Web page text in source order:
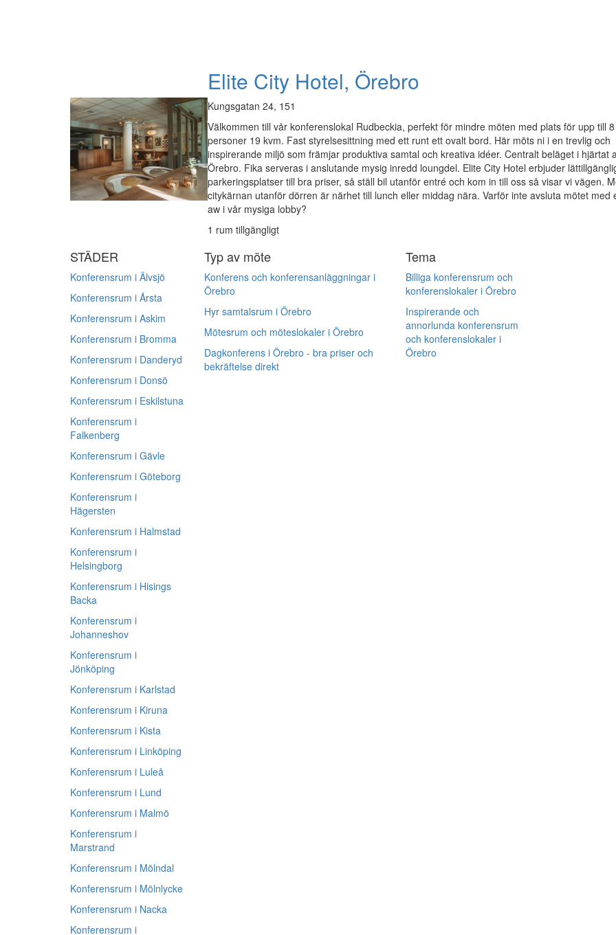
Elite City Hotel, Örebro
Kungsgatan 24, 151
Välkommen till vår konferenslokal Rudbeckia, perfekt för mindre möten med plats för upp till 8
personer 19 kvm. Fast styrelsesittning med ett runt ett ovalt bord. Här möts ni i en trevlig och
inspirerande miljö som främjar produktiva samtal och kreativa idéer. Centralt beläget i hjärtat
Örebro. Fika serveras i anslutande mysig inredd loungdel. Elite City Hotel erbjuder
parkeringsplatser till bra priser, så ställ bil utanför entré och kom in till oss så visar vi vägen.
citykärnan utanför dörren är närhet till lunch eller middag nära. Varför inte avsluta mötet med
aw i vår mysiga lobby?
1 rum tillgängligt
STÄDER
Konferensrum i Älvsjö
Konferensrum i Årsta
Konferensrum i Askim
Konferensrum i Bromma
Konferensrum i Danderyd
Konferensrum i Donsö
Konferensrum i Eskilstuna
Konferensrum i
Falkenberg
Konferensrum i Gävle
Konferensrum i Göteborg
Konferensrum i
Hägersten
Konferensrum i Halmstad
Konferensrum i
Helsingborg
Konferensrum i Hisings
Backa
Konferensrum i
Johanneshov
Konferensrum i
Jönköping
Konferensrum i Karlstad
Konferensrum i Kiruna
Konferensrum i Kista
Konferensrum i Linköping
Konferensrum i Luleå
Konferensrum i Lund
Konferensrum i Malmö
Konferensrum i
Marstrand
Konferensrum i Mölndal
Konferensrum i Mölnlycke
Konferensrum i Nacka
Konferensrum i
Typ av möte
Konferens och konferensanläggningar i
Örebro
Hyr samtalsrum i Örebro
Mötesrum och möteslokaler i Örebro
Dagkonferens i Örebro - bra priser och
bekräftelse direkt
Tema
Billiga konferensrum och
konferenslokaler i Örebro
Inspirerande och
annorlunda konferensrum
och konferenslokaler i
Örebro